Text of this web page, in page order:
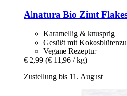
Alnatura Bio Zimt
Karamellig & knusprig
Gesüßt mit
Vegane Rezeptur
€ 2,99 (€ 11,96 / kg)
Zustellung bis 11. August